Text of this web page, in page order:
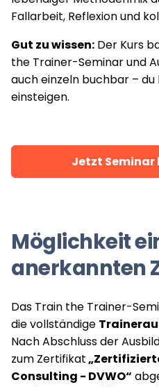
Fallarbeit, Reflexion und
Gut zu wissen: Der Kurs
the Trainer-Seminar und
auch einzeln buchbar –
einsteigen.
Jetzt Seminar
Möglichkeit
anerkannten
Das Train the Trainer-
die vollständige
Nach Abschluss der
zum Zertifikat
Consulting - DVWO“